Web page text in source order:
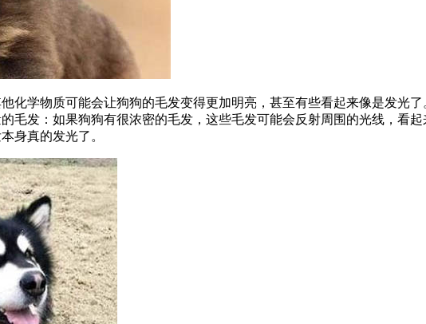
化学物质可能会让狗狗的毛发变得更加明亮，甚至有些看起来像是发光
毛发：如果狗狗有很浓密的毛发，这些毛发可能会反射周围的光线，看
身真的发光了。